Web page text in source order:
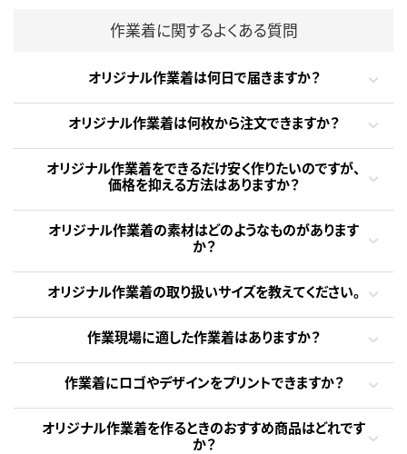
作業着に関するよくある質問
オリジナル作業着は何日で届きますか？
オリジナル作業着は何枚から注文できますか？
オリジナル作業着をできるだけ安く作りたいのですが、
価格を抑える方法はありますか？
オリジナル作業着の素材はどのようなものがあります
か？
オリジナル作業着の取り扱いサイズを教えてください。
作業現場に適した作業着はありますか？
作業着にロゴやデザインをプリントできますか？
オリジナル作業着を作るときのおすすめ商品はどれです
か？